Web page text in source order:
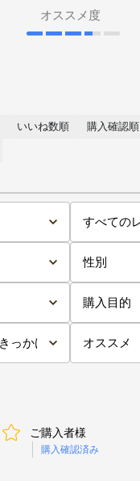
オススメ度
いいね数順
購入確認順
ご購入者様
購入確認済み